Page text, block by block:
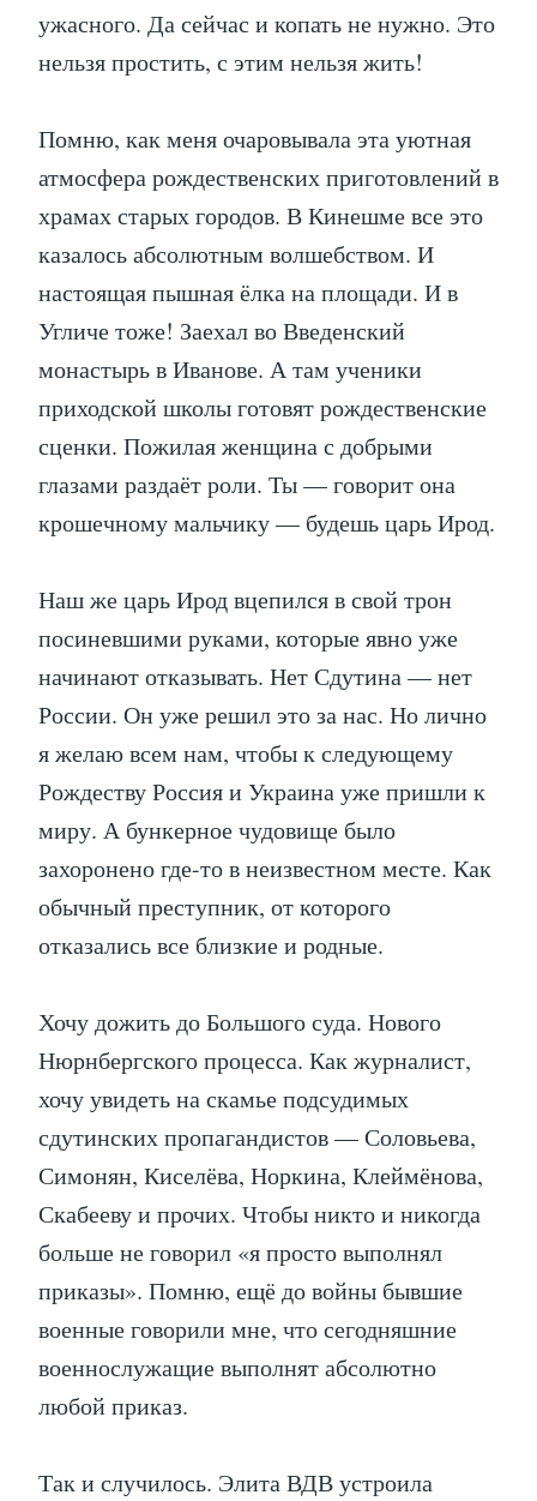
ужасного. Да сейчас и копать не нужно. Это
нельзя простить, с этим нельзя жить!
Помню, как меня очаровывала эта уютная
атмосфера рождественских приготовлений в
храмах старых городов. В Кинешме все это
казалось абсолютным волшебством. И
настоящая пышная ёлка на площади. И в
Угличе тоже! Заехал во Введенский
монастырь в Иванове. А там ученики
приходской школы готовят рождественские
сценки. Пожилая женщина с добрыми
глазами раздаёт роли. Ты — говорит она
крошечному мальчику — будешь царь Ирод.
Наш же царь Ирод вцепился в свой трон
посиневшими руками, которые явно уже
начинают отказывать. Нет Сдутина — нет
России. Он уже решил это за нас. Но лично
я желаю всем нам, чтобы к следующему
Рождеству Россия и Украина уже пришли к
миру. А бункерное чудовище было
захоронено где-то в неизвестном месте. Как
обычный преступник, от которого
отказались все близкие и родные.
Хочу дожить до Большого суда. Нового
Нюрнбергского процесса. Как журналист,
хочу увидеть на скамье подсудимых
сдутинских пропагандистов — Соловьева,
Симонян, Киселёва, Норкина, Клеймёнова,
Скабееву и прочих. Чтобы никто и никогда
больше не говорил «я просто выполнял
приказы». Помню, ещё до войны бывшие
военные говорили мне, что сегодняшние
военнослужащие выполнят абсолютно
любой приказ.
Так и случилось. Элита ВДВ устроила